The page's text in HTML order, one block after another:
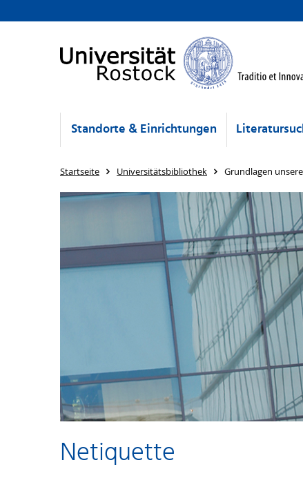
Standorte & Einrichtungen
Startseite Universitätsbibliothek Grundlagen
Netiquette